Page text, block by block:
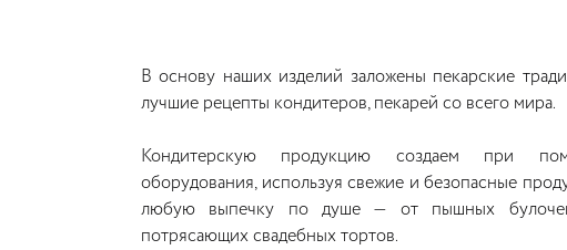
В основу наших изделий заложены пекарские
лучшие рецепты кондитеров, пекарей со всего мира.
Кондитерскую продукцию создаем при
оборудования, используя свежие и безопасные
любую выпечку по душе — от пышных
потрясающих свадебных тортов.